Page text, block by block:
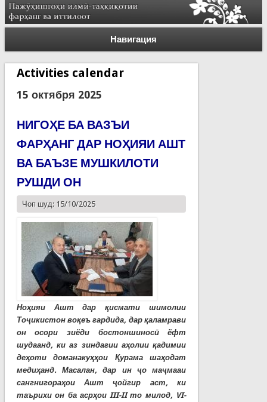
Навигация
Activities calendar
15 октября 2025
НИГОҲЕ БА ВАЗЪИ
ФАРҲАНГ ДАР НОҲИЯИ АШТ
ВА БАЪЗЕ МУШКИЛОТИ
РУШДИ ОН
Чоп шуд: 15/10/2025
Ноҳияи Ашт дар қисмати шимолии
Тоҷикистон воқеъ гардида, дар қаламрави
он осори зиёди бостоншиносӣ ёфт
шудаанд, ки аз зиндагии аҳолии қадимии
деҳоти доманакуҳҳои Қурама шаҳодат
медиҳанд. Масалан, дар ин ҷо маҷмааи
сангнигораҳои Ашт ҷойгир аст, ки
таърихи он ба асрҳои III-II то милод, VI-